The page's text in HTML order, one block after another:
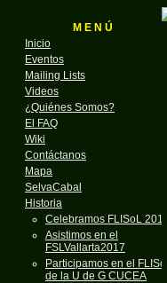
M E N Ú
Inicio
Eventos
Mailing Lists
Videos
¿Quiénes Somos?
El FAQ
Wiki
Contáctanos
Mapa
SelvaCabal
Historia
Celebramos FLISoL 2018
Asistimos en el
FSLVallarta2017
Participamos en el FLISoL
de la U de G CUCEA